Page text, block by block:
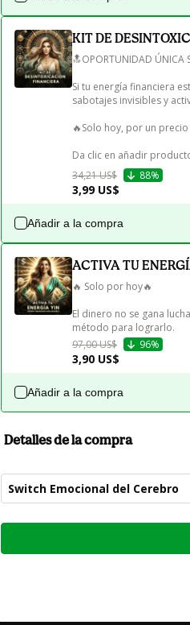
KIT DE
🔝OPORTUNIDAD ÚNICA
Si tu energía financiera
sabotajes invisibles y
🔥Solo hoy, por un
Da clic en añadir
34,21 US$
88%
3,99 US$
Añadir a la compra
ACTIVA TU
🔥 Solo por hoy🔥
El dinero no se gana
método para lograrlo.
97,00 US$
96%
3,90 US$
Añadir a la compra
Detalles de la compra
Switch Emocional del Cerebro
Total